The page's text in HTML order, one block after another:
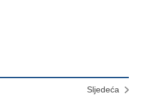
Sljedeća